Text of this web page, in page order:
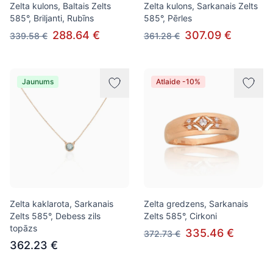
Zelta kulons, Baltais Zelts
585°, Briljanti, Rubīns
339.58 € 288.64 €
Zelta kulons, Sarkanais Zelts
585°, Pērles
361.28 € 307.09 €
Jaunums
Zelta kaklarota, Sarkanais
Zelts 585°, Debess zils
topāzs
362.23 €
Atlaide -10%
Zelta gredzens, Sarkanais
Zelts 585°, Cirkoni
372.73 € 335.46 €